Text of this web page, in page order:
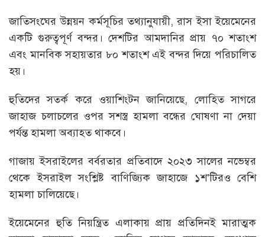
জাতিসংঘের উন্নয়ন কর্মসূচির তথ্যানুযায়ী, রাস ইসা ইয়েমেনের
একটি গুরুত্বপূর্ণ বন্দর। দেশটির আমদানির প্রায় ৭০ শতাংশ
এবং মানবিক সহায়তার ৮০ শতাংশ এই বন্দর দিয়ে পরিচালিত
হয়।
হুতিদের সতর্ক করে ওয়াশিংটন জানিয়েছে, লোহিত সাগরে
জাহাজ চলাচলের ওপর সশস্ত্র হামলা বন্ধের ঘোষণা না দেয়া
পর্যন্ত হামলা অব্যাহত থাকবে।
গাজায় ইসরাইলের বর্বরতার প্রতিবাদে ২০২৩ সালের নভেম্বর
থেকে ইসরাইল সংশ্লিষ্ট বাণিজ্যিক জাহাজে ১শ’টিরও বেশি
হামলা চালিয়েছে।
ইয়েমেনের হুতি নিয়ন্ত্রিত এলাকায় প্রায় প্রতিদিনই মারাত্মক